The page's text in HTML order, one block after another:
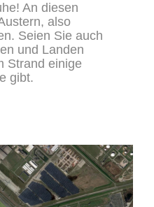
An diesen
also
Seien Sie auch
und Landen
Strand einige
gibt.